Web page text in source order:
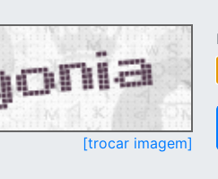
[trocar imagem]